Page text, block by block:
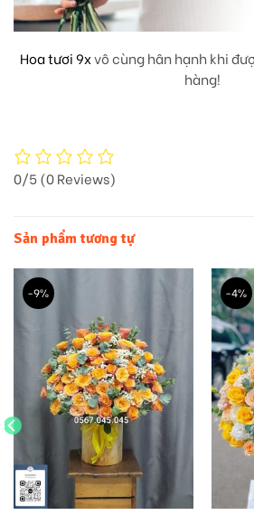
Hoa tươi 9xvô cùng hân hạnh khi
hàng!
0/5(0 Reviews)
Sản phẩm tương tự
-9% -4%